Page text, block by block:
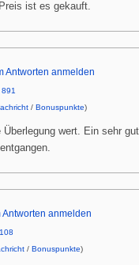
ist es gekauft.
Antworten anmelden
891
/ Bonuspunkte)
wert. Ein sehr
Antworten anmelden
/ Bonuspunkte)